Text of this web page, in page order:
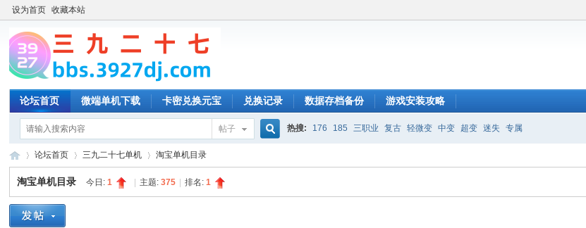
设为首页 收藏本站
论坛首页 微端单机下载 卡密兑换元宝 兑换记录 数据存档备份 游戏安装攻略
帖子 热搜: 176 185 三职业 复古 轻微变 中变 超变 迷失 专属
»
论坛首页 三九二十七单机 淘宝单机目录
淘宝单机目录 今日:1 主题:375 排名:1